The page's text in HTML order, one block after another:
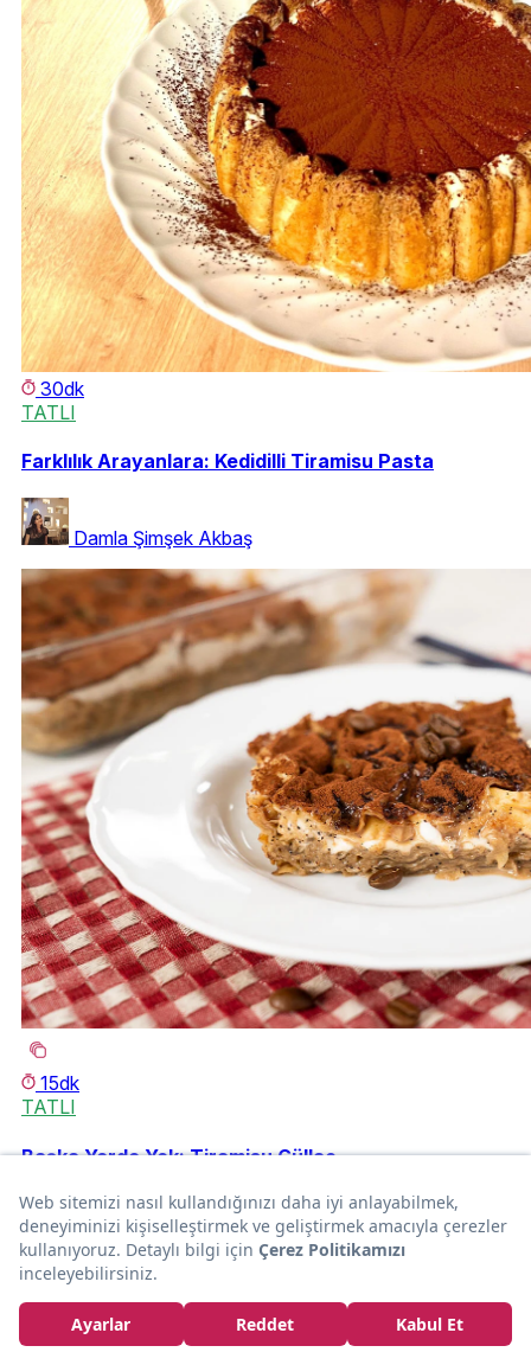
30dk
TATLI
Farklılık Arayanlara: Kedidilli Tiramisu Pasta
Damla Şimşek Akbaş
15dk
TATLI
Başka Yerde Yok: Tiramisu Güllaç
Leyla Günbay